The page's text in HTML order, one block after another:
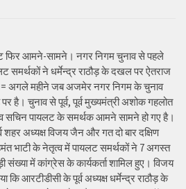
आमने-सामने। नगर निगम चुनाव से पहले
समर्थकों ने धर्मेन्द्र राठौड़ के दखल पर ऐतराज
अगले महीने जब अजमेर नगर निगम के चुनाव
है। चुनाव से पूर्व, पूर्व मुख्यमंत्री अशोक गहलोत
सचिन पायलट के समर्थक आमने सामने हो गए है।
शहर अध्यक्ष विजय जैन और गत दो बार दक्षिण
भाटी के नेतृत्व में पायलट समर्थकों ने 7 अगस्त
में कांग्रेस के कार्यकर्ता शामिल हुए। विजय
आरटीडीसी के पूर्व अध्यक्ष धर्मेन्द्र राठौड़ के